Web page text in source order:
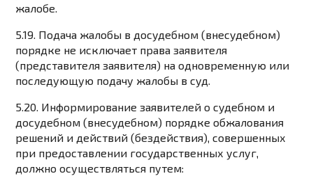
жалобе.
5.19. Подача жалобы в досудебном (внесудебном)
порядке не исключает права заявителя
(представителя заявителя) на одновременную или
последующую подачу жалобы в суд.
5.20. Информирование заявителей о судебном и
досудебном (внесудебном) порядке обжалования
решений и действий (бездействия), совершенных
при предоставлении государственных услуг,
должно осуществляться путем: